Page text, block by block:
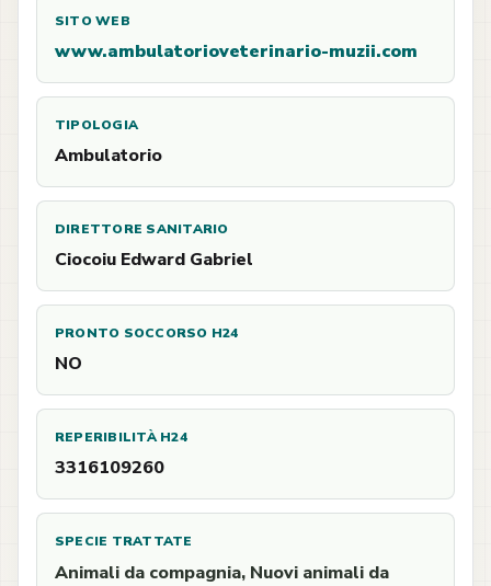
SITO WEB
www.ambulatorioveterinario-muzii.com
TIPOLOGIA
Ambulatorio
DIRETTORE SANITARIO
Ciocoiu Edward Gabriel
PRONTO SOCCORSO H24
NO
REPERIBILITÀ H24
3316109260
SPECIE TRATTATE
Animali da compagnia, Nuovi animali da